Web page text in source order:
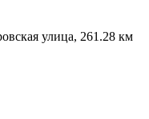
улица, 261.28 км